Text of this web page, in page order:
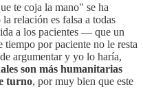
te coja la mano" se ha
relación es falsa a todas
a los pacientes — que un
por paciente no le resta
argumentar y yo lo haría,
son más humanitarias
turno, por muy bien que este